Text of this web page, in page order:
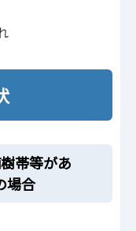
帯等があ
場合